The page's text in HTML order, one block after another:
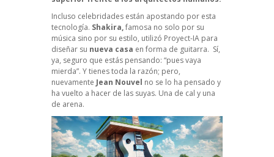
Incluso celebridades están apostando por esta
tecnología. Shakira,famosa no solo por su
música sino por su estilo, utilizó Proyect-IA para
diseñar su nueva casa en forma de guitarra. Sí,
ya, seguro que estás pensando: “pues vaya
mierda”. Y tienes toda la razón; pero,
nuevamente Jean Nouvel no se lo ha pensado y
ha vuelto a hacer de las suyas. Una de cal y una
de arena.